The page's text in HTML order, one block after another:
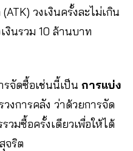
วงเงินครั้งละไม่เกิน
งินรวม 10 ล้านบาท
จัดซื้อเช่นนี้เป็น การแบ่ง
วงการคลัง ว่าด้วยการจัด
วมซื้อครั้งเดียวเพื่อให้ได้
จริต